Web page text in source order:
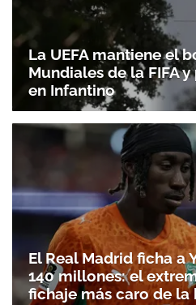
La UEFA mantiene el
Mundiales de la FIFA
en Infantino
El Real Madrid ficha a
140 millones: el
fichaje más caro de